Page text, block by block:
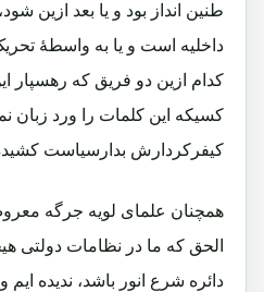
طنین انداز بود و یا بعد ازین
داخلیه است و یا به واسطۀ
کدام ازین دو فریق که رهسپار
کسیکه این کلمات را ورد زبان
کیفرکردارش بدارسیاست
همچنان علمای لویه جرگه
الحق که ما در نظامات دولتی
دائره شرع انور باشد، ندیده